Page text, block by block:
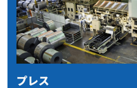
プレス